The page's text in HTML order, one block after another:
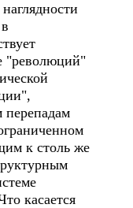
"революций"
перепадам
к столь же
касается